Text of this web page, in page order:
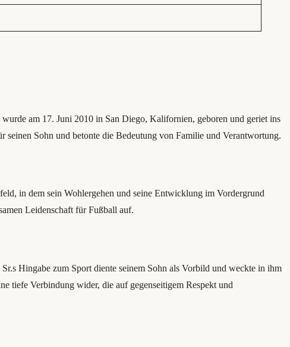
am 17. Juni 2010 in San Diego, Kalifornien, geboren und geriet ins
Sohn und betonte die Bedeutung von Familie und Verantwortung.
in dem sein Wohlergehen und seine Entwicklung im Vordergrund
Leidenschaft für Fußball auf.
Hingabe zum Sport diente seinem Sohn als Vorbild und weckte in ihm
tiefe Verbindung wider, die auf gegenseitigem Respekt und